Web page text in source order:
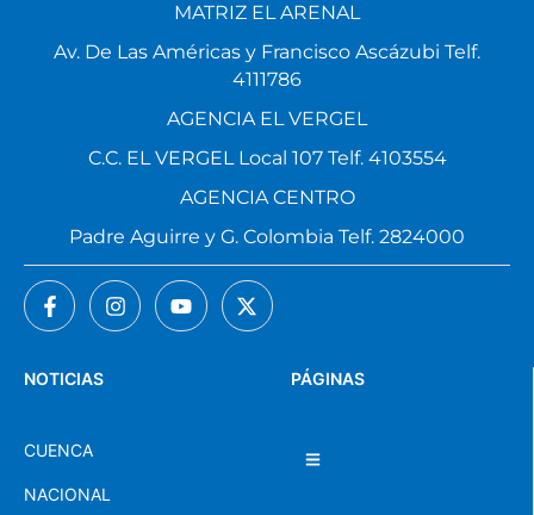
NACIONAL
DEPORTES
Av. De Las Américas y Francisco Ascázubi Telf.
4111786
AGENCIA EL VERGEL
C.C. EL VERGEL Local 107 Telf. 4103554
AGENCIA CENTRO
Padre Aguirre y G. Colombia Telf. 2824000